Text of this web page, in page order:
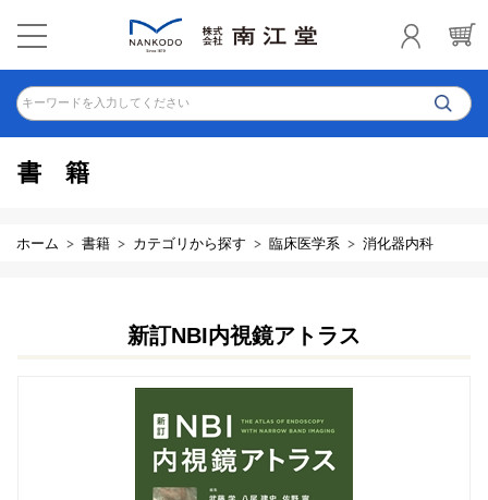
キーワードを入力してください
書籍
ホーム 書籍 カテゴリから探す 臨床医学系 消化器内科
新訂NBI内視鏡アトラス